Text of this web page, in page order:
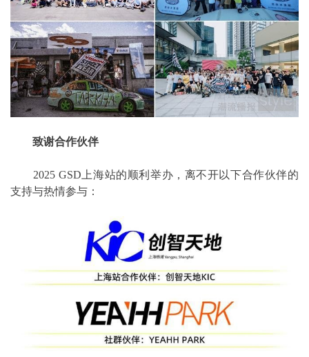
致谢合作伙伴
2025 GSD上海站的顺利举办，离不开以下合作伙伴的
支持与热情参与：